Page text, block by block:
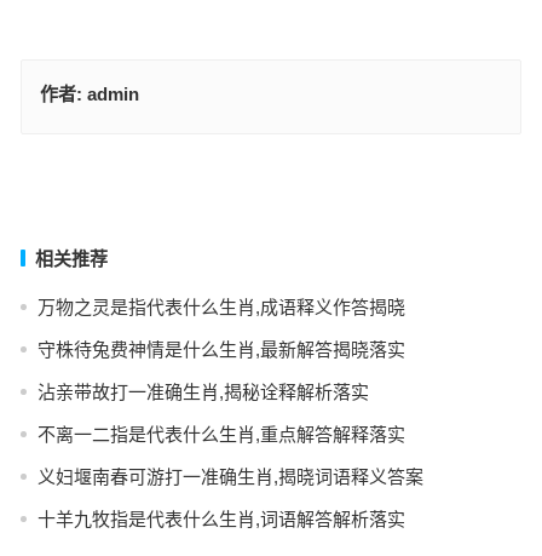
作者: admin
相关推荐
万物之灵是指代表什么生肖,成语释义作答揭晓
守株待兔费神情是什么生肖,最新解答揭晓落实
沾亲带故打一准确生肖,揭秘诠释解析落实
不离一二指是代表什么生肖,重点解答解释落实
义妇堰南春可游打一准确生肖,揭晓词语释义答案
十羊九牧指是代表什么生肖,词语解答解析落实